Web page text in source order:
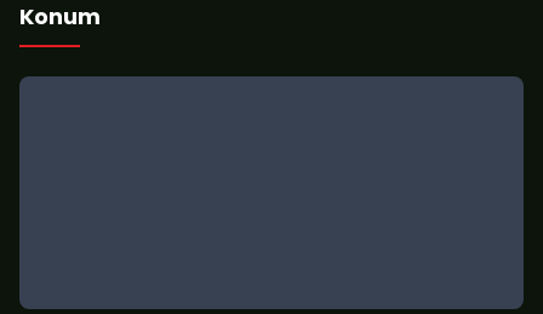
Konum